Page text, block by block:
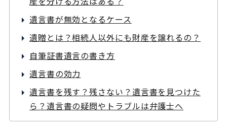
遺言書が無効となるケース
遺贈とは？相続人以外にも財産を譲れるの？
自筆証書遺言の書き方
遺言書の効力
遺言書を残す？残さない？遺言書を見つけた
ら？遺言書の疑問やトラブルは弁護士へ